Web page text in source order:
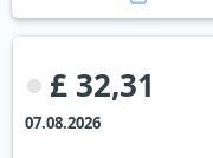
£ 32,31
07.08.2026